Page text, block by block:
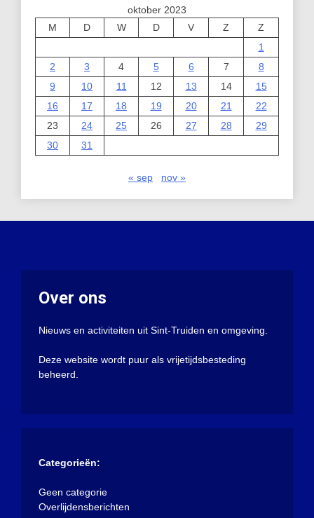
oktober 2023
M
D W D V Z
Z
1
2
3 4 5 6 7
8
9
10 11 12 13 14
15
16
17 18 19 20 21
22
23
24 25 26 27 28
29
30
31
« sep nov »
Over ons
Nieuws en activiteiten uit Sint-Truiden en omgeving.
Deze website wordt puur als vrijetijdsbesteding
beheerd.
Categorieën:
Geen categorie
Overlijdensberichten